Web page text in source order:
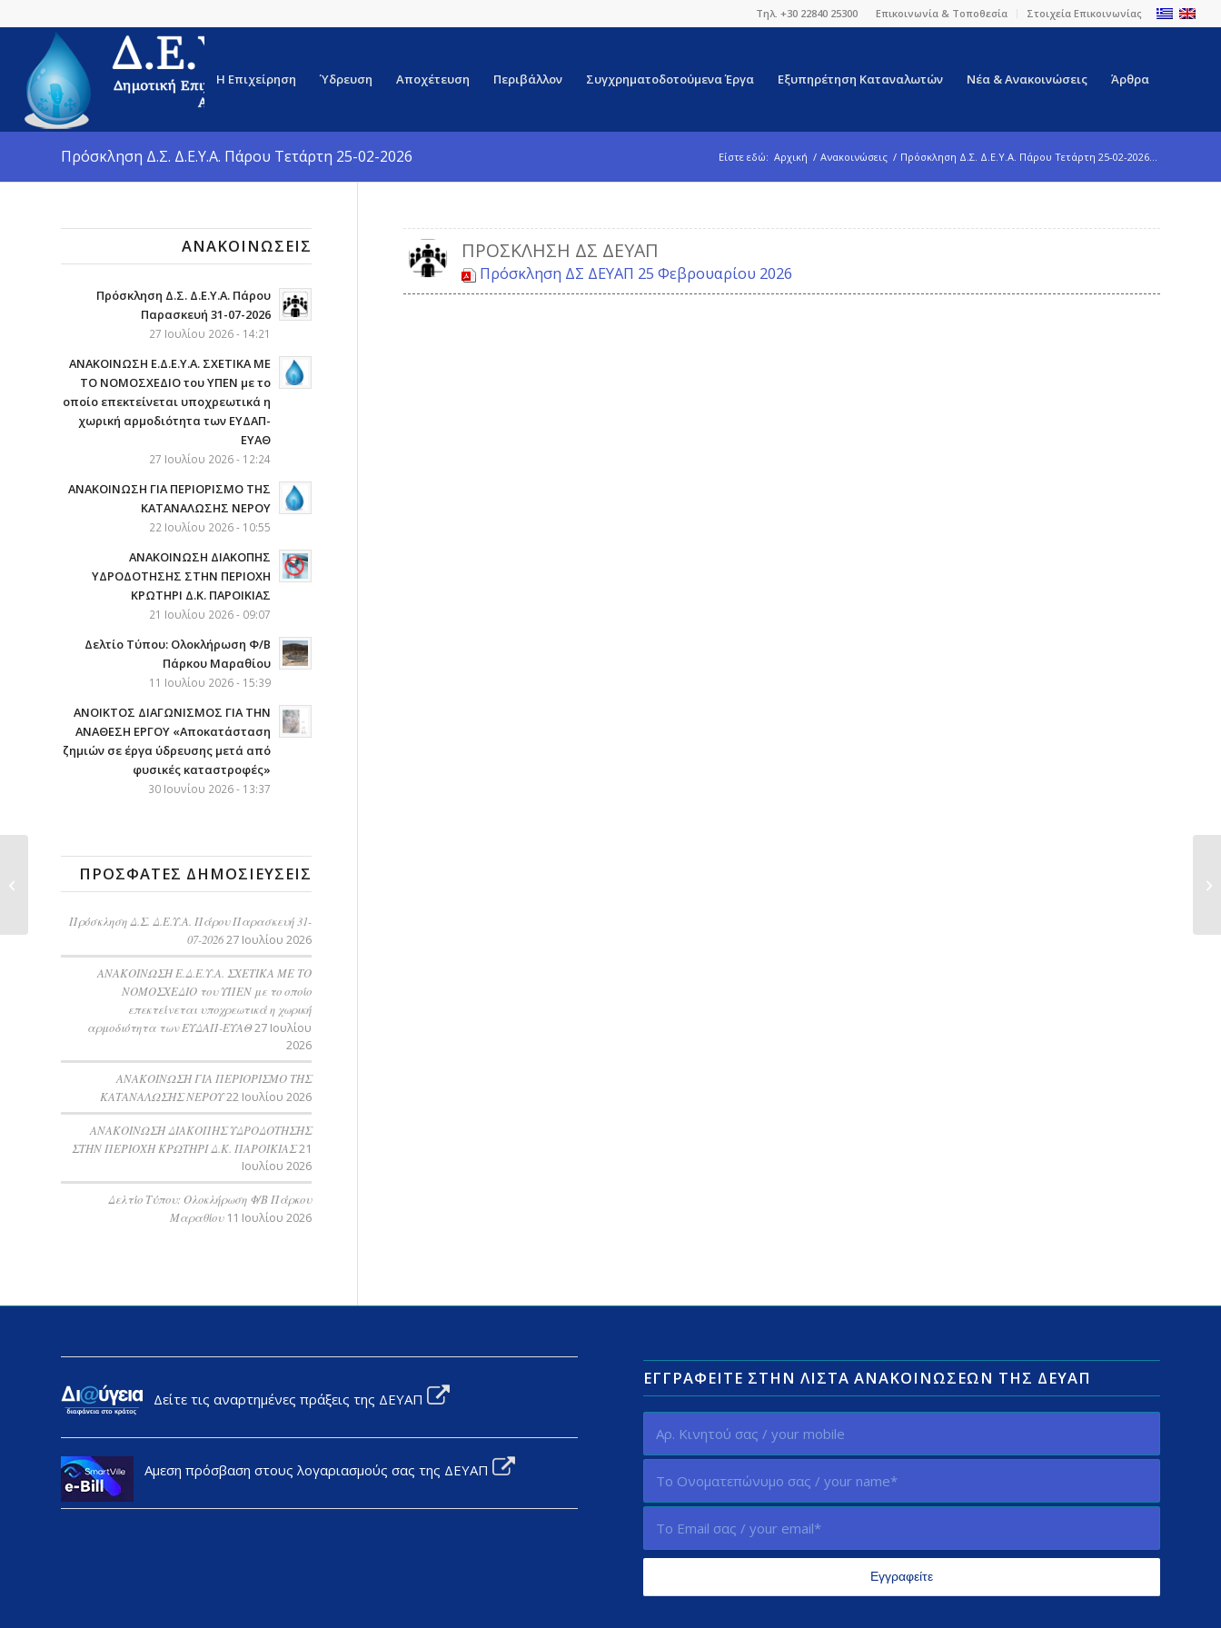
Επικοινωνία & Τοποθεσία Στοιχεία Επικοινωνίας
Τηλ. +30 22840 25300
Η Επιχείρηση Ύδρευση Αποχέτευση Περιβάλλον Συγχρηματοδοτούμενα Έργα Εξυπηρέτηση Καταναλωτών Νέα & Ανακοινώσεις Άρθρα
Πρόσκληση Δ.Σ. Δ.Ε.Υ.Α. Πάρου Τετάρτη 25-02-2026 Είστε εδώ: Αρχική / Ανακοινώσεις / Πρόσκληση Δ.Σ. Δ.Ε.Υ.Α. Πάρου Τετάρτη 25-02-2026...
ΠΡΌΣΚΛΗΣΗ ΔΣ ΔΕΥΑΠ
Πρόσκληση ΔΣ ΔΕΥΑΠ 25 Φεβρουαρίου 2026
ΑΝΑΚΟΙΝΏΣΕΙΣ
Πρόσκληση Δ.Σ. Δ.Ε.Υ.Α. Πάρου
Παρασκευή 31-07-2026
27 Ιουλίου 2026 - 14:21
ΑΝΑΚΟΙΝΩΣΗ Ε.Δ.Ε.Υ.Α. ΣΧΕΤΙΚΑ ΜΕ
ΤΟ ΝΟΜΟΣΧΕΔΙΟ του ΥΠΕΝ με το
οποίο επεκτείνεται υποχρεωτικά η
χωρική αρμοδιότητα των ΕΥΔΑΠ-
ΕΥΑΘ
27 Ιουλίου 2026 - 12:24
ΑΝΑΚΟΙΝΩΣΗ ΓΙΑ ΠΕΡΙΟΡΙΣΜΟ ΤΗΣ
ΚΑΤΑΝΑΛΩΣΗΣ ΝΕΡΟΥ
22 Ιουλίου 2026 - 10:55
AΝΑΚΟΙΝΩΣΗ ΔΙΑΚΟΠΗΣ
ΥΔΡΟΔΟΤΗΣΗΣ ΣΤΗΝ ΠΕΡΙΟΧΗ
ΚΡΩΤΗΡΙ Δ.Κ. ΠΑΡΟΙΚΙΑΣ
21 Ιουλίου 2026 - 09:07
Δελτίο Τύπου: Ολοκλήρωση Φ/Β
Πάρκου Μαραθίου
11 Ιουλίου 2026 - 15:39
ΑΝΟΙΚΤΟΣ ΔΙΑΓΩΝΙΣΜΟΣ ΓΙΑ ΤΗΝ
ΑΝΑΘΕΣΗ ΕΡΓΟΥ «Αποκατάσταση
ζημιών σε έργα ύδρευσης μετά από
φυσικές καταστροφές»
30 Ιουνίου 2026 - 13:37
ΠΡΌΣΦΑΤΕΣ ΔΗΜΟΣΙΕΎΣΕΙΣ
Πρόσκληση Δ.Σ. Δ.Ε.Υ.Α. Πάρου Παρασκευή 31-
07-202627 Ιουλίου 2026
ΑΝΑΚΟΙΝΩΣΗ Ε.Δ.Ε.Υ.Α. ΣΧΕΤΙΚΑ ΜΕ ΤΟ
ΝΟΜΟΣΧΕΔΙΟ του ΥΠΕΝ με το οποίο
επεκτείνεται υποχρεωτικά η χωρική
αρμοδιότητα των ΕΥΔΑΠ-ΕΥΑΘ27 Ιουλίου
2026
ΑΝΑΚΟΙΝΩΣΗ ΓΙΑ ΠΕΡΙΟΡΙΣΜΟ ΤΗΣ
ΚΑΤΑΝΑΛΩΣΗΣ ΝΕΡΟΥ22 Ιουλίου 2026
AΝΑΚΟΙΝΩΣΗ ΔΙΑΚΟΠΗΣ ΥΔΡΟΔΟΤΗΣΗΣ
ΣΤΗΝ ΠΕΡΙΟΧΗ ΚΡΩΤΗΡΙ Δ.Κ. ΠΑΡΟΙΚΙΑΣ21
Ιουλίου 2026
Δελτίο Τύπου: Ολοκλήρωση Φ/Β Πάρκου
Μαραθίου 11 Ιουλίου 2026
Δείτε τις αναρτημένες πράξεις της ΔΕΥΑΠ
Αμεση πρόσβαση στους λογαριασμούς σας της ΔΕΥΑΠ
ΕΓΓΡΑΦΕΊΤΕ ΣΤΗΝ ΛΊΣΤΑ ΑΝΑΚΟΙΝΏΣΕΩΝ ΤΗΣ ΔΕΥΑΠ
ΑΝΟΙΚΤΟΣ
ΔΙΑΓΩΝΙΣΜΟΣ ΓΙΑ ΤΗΝ
««ΕΠΕΚΤΑΣΗ
ΔΥΝΑΜΙΚΟΤΗΤΑΣ...